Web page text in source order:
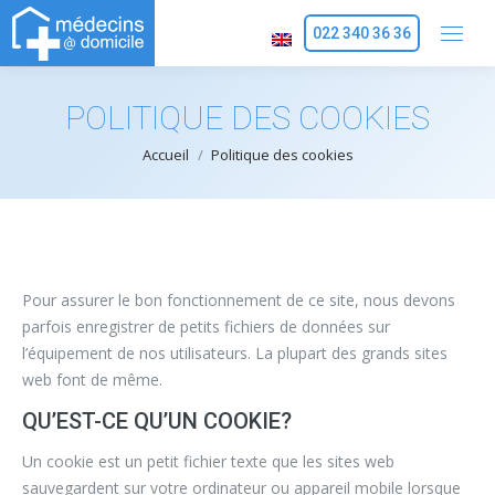
022 340 36 36
POLITIQUE DES COOKIES
Vous êtes ici :
Accueil Politique des cookies
Pour assurer le bon fonctionnement de ce site, nous devons
parfois enregistrer de petits fichiers de données sur
l’équipement de nos utilisateurs. La plupart des grands sites
web font de même.
QU’EST-CE QU’UN COOKIE?
Un cookie est un petit fichier texte que les sites web
sauvegardent sur votre ordinateur ou appareil mobile lorsque